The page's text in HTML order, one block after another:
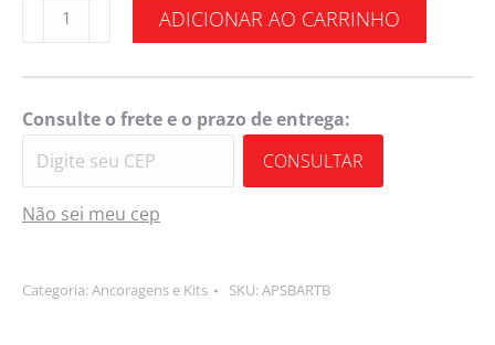
ADICIONAR AO CARRINHO
Consulte o frete e o prazo de entrega:
CONSULTAR
Não sei meu cep
Categoria:Ancoragens e Kits SKU:APSBARTB